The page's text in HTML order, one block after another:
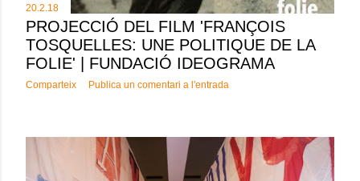
20.2.18
PROJECCIÓ DEL FILM 'FRANÇOIS
TOSQUELLES: UNE POLITIQUE DE LA
FOLIE' | FUNDACIÓ IDEOGRAMA
Comparteix Publica un comentari a l'entrada